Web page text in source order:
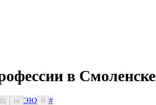
в Смоленске
Ы ЭЮ Я
#